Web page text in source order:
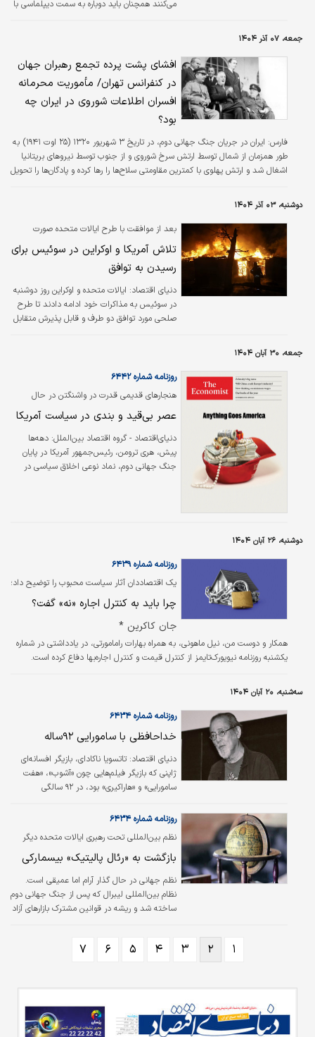
می‌کنند همچنان باید دوباره به سمت دیپلماسی با
جمعه، ۰۷ آذر ۱۴۰۴
افشای پشت پرده تجمع رهبران جهان
در کنفرانس تهران/ مأموریت محرمانه
افسران اطلاعات شوروی در ایران چه
بود؟
فارس:
ایران در جریان جنگ جهانی دوم، در تاریخ ۳ شهریور ۱۳۲۰ (۲۵ اوت ۱۹۴۱) به
طور همزمان از شمال توسط ارتش سرخ شوروی و از جنوب توسط نیروهای بریتانیا
اشغال شد و ارتش پهلوی با کمترین مقاومتی سلاح‌ها را رها کرده و پادگان‌ها را تحویل
دوشنبه، ۰۳ آذر ۱۴۰۴
بعد از موافقت با طرح ایالات متحده صورت
گرفت؛
تلاش آمریکا و اوکراین در سوئیس برای
رسیدن به توافق
دنیای اقتصاد: ایالات متحده و اوکراین روز دوشنبه
در سوئیس به مذاکرات خود ادامه دادند تا طرح
صلحی مورد توافق دو طرف و قابل پذیرش متقابل
اروپایی‌اش آن را به مثابه فهرست آرزوهای کرملین
تلقی می‌کردند.
جمعه، ۳۰ آبان ۱۴۰۴
هنجارهای قدیمی قدرت در واشنگتن در حال
فروپاشی است؛
روزنامه شماره ۶۴۴۲
عصر بی‌قید و بندی در سیاست آمریکا
دنیای‌اقتصاد - گروه اقتصاد بین‌الملل: دهه‌ها
پیش، هری ترومن، رئیس‌جمهور آمریکا در پایان
جنگ جهانی دوم، نماد نوعی اخلاق سیاسی در
را صادر کرده بود، تمام سال‌های بازنشستگی خود را
با درآمدی معادل ۱۳۵۰دلار در ماه (به قیمت
دوشنبه، ۲۶ آبان ۱۴۰۴
یک اقتصاددان آثار سیاست محبوب را توضیح داد؛
روزنامه شماره ۶۴۳۹
چرا باید به کنترل اجاره «نه» گفت؟
جان کاکرین *
همکار و دوست من، نیل ماهونی، به همراه بهارات رامامورتی، در یادداشتی در شماره
یکشنبه روزنامه نیویورک‌تایمز از کنترل قیمت و کنترل اجاره‌بها دفاع کرده است.
سه‌شنبه، ۲۰ آبان ۱۴۰۴
روزنامه شماره ۶۴۳۴
خداحافظی با سامورایی ۹۲ساله
دنیای اقتصاد: تاتسویا ناکادای، بازیگر افسانه‌ای
ژاپنی که بازیگر فیلم‌هایی چون «آشوب»، «هفت
سامورایی» و «هاراکیری» بود، در ۹۲ سالگی
نظم بین‌المللی تحت رهبری ایالات متحده دیگر
پابرجا نیست
روزنامه شماره ۶۴۳۴
بازگشت به «رئال پالیتیک» بیسمارکی
نظم جهانی در حال گذار آرام اما عمیقی است.
نظام بین‌المللی لیبرال که پس از جنگ جهانی دوم
ساخته شد و ریشه در قوانین مشترک بازارهای آزاد
قدرت و بقا احیا شده است. «رئال پالیتیک»، مرام
۱ ۲ ۳ ۴ ۵ ۶ ۷